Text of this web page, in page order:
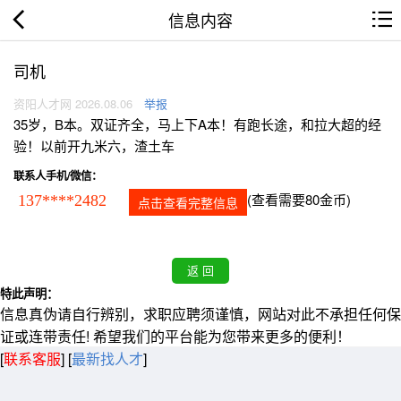
信息内容
司机
资阳人才网 2026.08.06 举报
35岁，B本。双证齐全，马上下A本！有跑长途，和拉大超的经
验！以前开九米六，渣土车
联系人手机/微信：
137****2482 点击查看完整信息 (查看需要80金币)
特此声明：
信息真伪请自行辨别，求职应聘须谨慎，网站对此不承担任何保
证或连带责任! 希望我们的平台能为您带来更多的便利！
[联系客服] [最新找人才]